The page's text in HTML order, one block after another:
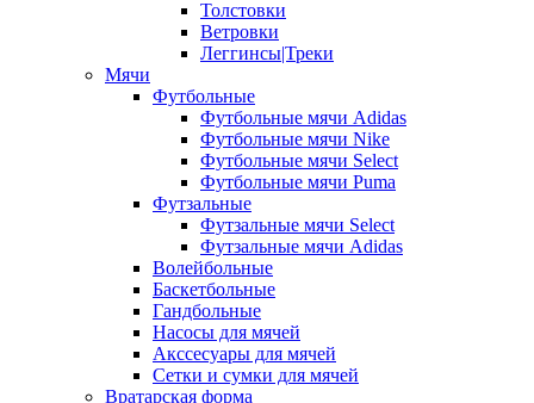
Толстовки
Ветровки
Леггинсы|Треки
Мячи
Футбольные
Футбольные мячи Adidas
Футбольные мячи Nike
Футбольные мячи Select
Футбольные мячи Puma
Футзальные
Футзальные мячи Select
Футзальные мячи Adidas
Волейбольные
Баскетбольные
Гандбольные
Насосы для мячей
Акссесуары для мячей
Сетки и сумки для мячей
Вратарская форма